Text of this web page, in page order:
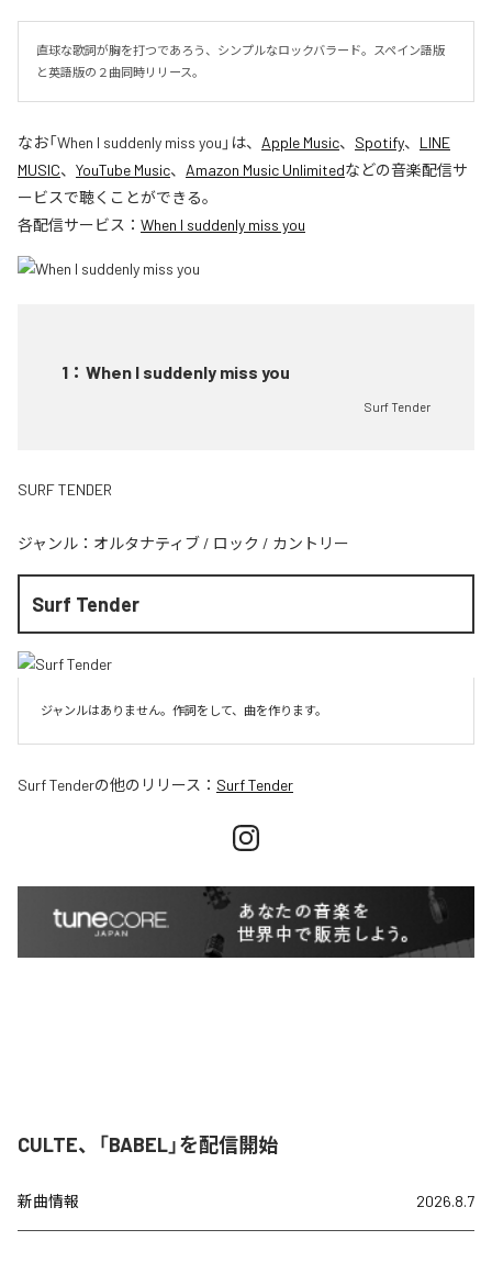
直球な歌詞が胸を打つであろう、シンプルなロックバラード。スペイン語版
と英語版の２曲同時リリース。
なお「When I suddenly miss you 」は、 Apple Music、 Spotify、 LINE
MUSIC、 YouTube Music、 Amazon Music Unlimitedなどの音楽配信サ
ービスで聴くことができる。
各配信サービス： When I suddenly miss you
1 ： When I suddenly miss you
Surf Tender
SURF TENDER
ジャンル： オルタナティブ / ロック / カントリー
Surf Tender
ジャンルはありません。作詞をして、曲を作ります。
Surf Tenderの他のリリース： Surf Tender
CULTE、「BABEL」を配信開始
新曲情報 2026.8.7